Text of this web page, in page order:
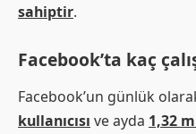
sahiptir.
Facebook’ta kaç
Facebook’un günlük
kullanıcısı ve ayda 1,32